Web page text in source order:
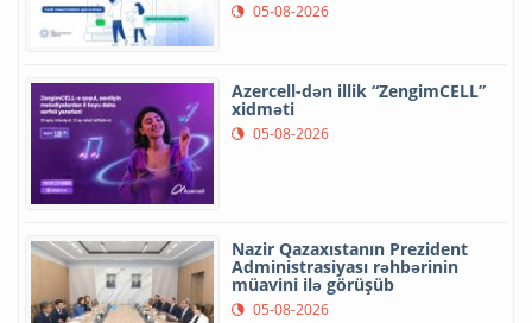
05-08-2026
Azercell-dən illik “ZengimCELL”
xidməti
05-08-2026
Nazir Qazaxıstanın Prezident
Administrasiyası rəhbərinin
müavini ilə görüşüb
05-08-2026